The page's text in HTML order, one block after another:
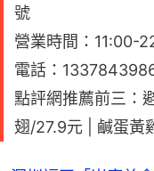
號
營業時間：11:00-
電話：
點評網推薦前三：
翅/27.9元 | 鹹蛋黃